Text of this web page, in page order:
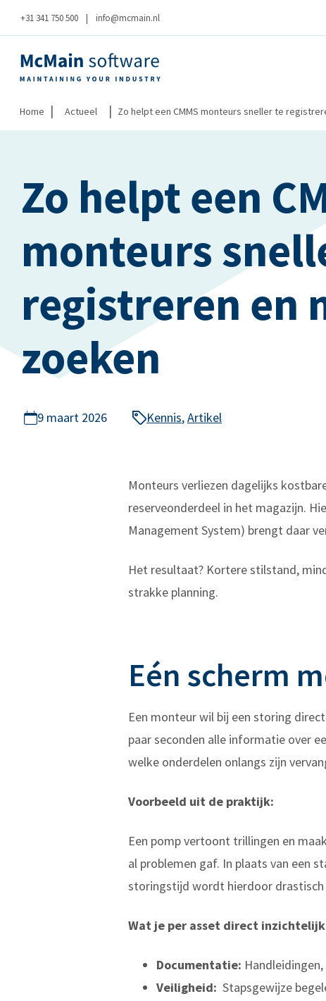
+31 341 750 500 | info@mcmain.nl
Home | Actueel | Zo helpt een CMMS monteurs sneller te
Zo helpt een
monteurs
registreren en
zoeken
9 maart 2026 Kennis,Artikel
Monteurs verliezen dagelijks
reserveonderdeel in het magazijn.
Management System) brengt daar
Het resultaat? Kortere stilstand,
strakke planning.
Eén scherm
Een monteur wil bij een storing
paar seconden alle informatie over
welke onderdelen onlangs zijn
Voorbeeld uit de praktijk:
Een pomp vertoont trillingen en
al problemen gaf. In plaats van een
storingstijd wordt hierdoor
Wat je per asset direct
Documentatie:
Veiligheid: Stapsgewijze